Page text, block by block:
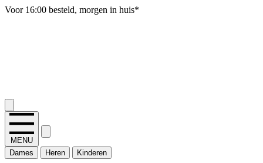
Gratis verzending vanaf 50 euro, SALE uitgesloten
MENU
Dames
Heren Kinderen